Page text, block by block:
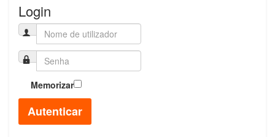
Login
Memorizar
Autenticar